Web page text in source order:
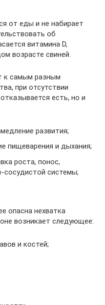
от еды и не набирает
об
витамина D,
возрасте свиней.
к самым разным
при отсутствии
есть, но и
развития;
пищеварения и дыхания;
роста, понос,
сосудистой системы;
опасна нехватка
возникает следующее:
и костей;